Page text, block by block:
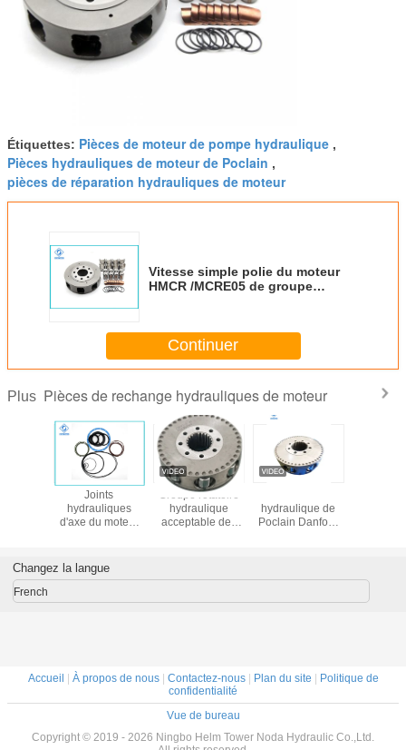
Étiquettes: Pièces de moteur de pompe hydraulique ,
Pièces hydrauliques de moteur de Poclain ,
pièces de réparation hydrauliques de moteur
Vitesse simple polie du moteur
HMCR /MCRE05 de groupe
Continuer
Plus Pièces de rechange hydrauliques de moteur
Joints
hydrauliques
d'axe du moteur
besoins du client
par biens pour
rouleau
Groupe rotatoire
hydraulique
acceptable des
d'OEM/ODM
hydraulique de
Poclain Danfoss
pour le redresseur
piston
Changez la langue
French
Accueil | À propos de nous| Contactez-nous| Plan du site | Politique de
confidentialité
Vue de bureau
Copyright © 2019 - 2026 Ningbo Helm Tower Noda Hydraulic Co.,Ltd.